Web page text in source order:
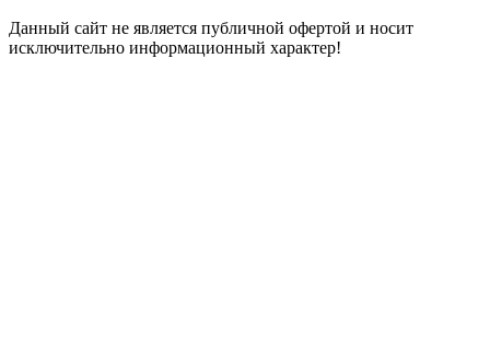
Данный сайт не является публичной офертой и носит
исключительно информационный характер!